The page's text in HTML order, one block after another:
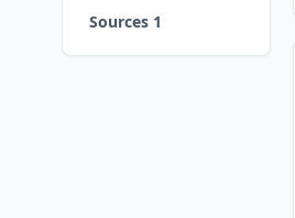
Sources 1